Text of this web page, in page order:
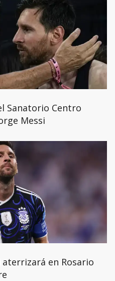
Sanatorio Centro
Messi
aterrizará en Rosario